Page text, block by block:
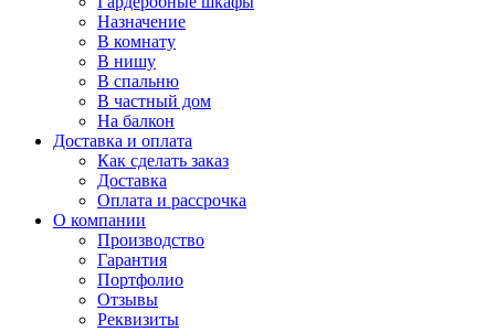
Назначение
В комнату
В нишу
В спальню
В частный дом
На балкон
Доставка и оплата
Как сделать заказ
Доставка
Оплата и рассрочка
О компании
Производство
Гарантия
Портфолио
Отзывы
Реквизиты